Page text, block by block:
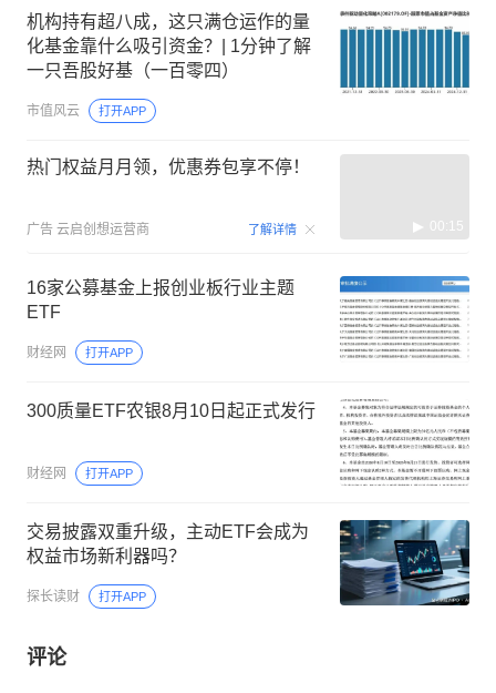
机构持有超八成，这只满仓运作的量
化基金靠什么吸引资金？| 1分钟了解
一只吾股好基（一百零四）
市值风云 打开APP
热门权益月月领，优惠券包享不停！
广告 云启创想运营商 了解详情 00:15
16家公募基金上报创业板行业主题
ETF
财经网 打开APP
300质量ETF农银8月10日起正式发行
财经网 打开APP
交易披露双重升级，主动ETF会成为
权益市场新利器吗？
探长读财 打开APP
评论